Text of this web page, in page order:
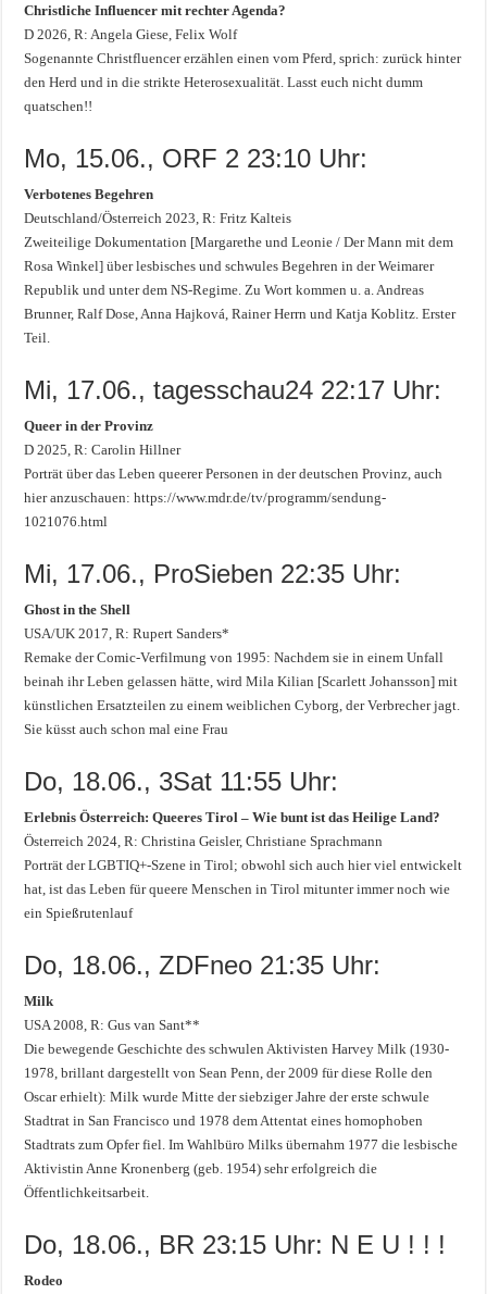
Christliche Influencer mit rechter Agenda?
D 2026, R: Angela Giese, Felix Wolf
Sogenannte Christfluencer erzählen einen vom Pferd, sprich: zurück hinter
den Herd und in die strikte Heterosexualität. Lasst euch nicht dumm
quatschen!!
Mo, 15.06., ORF 2 23:10 Uhr:
Verbotenes Begehren
Deutschland/Österreich 2023, R: Fritz Kalteis
Zweiteilige Dokumentation [Margarethe und Leonie / Der Mann mit dem
Rosa Winkel] über lesbisches und schwules Begehren in der Weimarer
Republik und unter dem NS-Regime. Zu Wort kommen u. a. Andreas
Brunner, Ralf Dose, Anna Hajková, Rainer Herrn und Katja Koblitz. Erster
Teil.
Mi, 17.06., tagesschau24 22:17 Uhr:
Queer in der Provinz
D 2025, R: Carolin Hillner
Porträt über das Leben queerer Personen in der deutschen Provinz, auch
hier anzuschauen: https://www.mdr.de/tv/programm/sendung-
1021076.html
Mi, 17.06., ProSieben 22:35 Uhr:
Ghost in the Shell
USA/UK 2017, R: Rupert Sanders*
Remake der Comic-Verfilmung von 1995: Nachdem sie in einem Unfall
beinah ihr Leben gelassen hätte, wird Mila Kilian [Scarlett Johansson] mit
künstlichen Ersatzteilen zu einem weiblichen Cyborg, der Verbrecher jagt.
Sie küsst auch schon mal eine Frau
Do, 18.06., 3Sat 11:55 Uhr:
Erlebnis Österreich: Queeres Tirol – Wie bunt ist das Heilige Land?
Österreich 2024, R: Christina Geisler, Christiane Sprachmann
Porträt der LGBTIQ+-Szene in Tirol; obwohl sich auch hier viel entwickelt
hat, ist das Leben für queere Menschen in Tirol mitunter immer noch wie
ein Spießrutenlauf
Do, 18.06., ZDFneo 21:35 Uhr:
Milk
USA 2008, R: Gus van Sant**
Die bewegende Geschichte des schwulen Aktivisten Harvey Milk (1930-
1978, brillant dargestellt von Sean Penn, der 2009 für diese Rolle den
Oscar erhielt): Milk wurde Mitte der siebziger Jahre der erste schwule
Stadtrat in San Francisco und 1978 dem Attentat eines homophoben
Stadtrats zum Opfer fiel. Im Wahlbüro Milks übernahm 1977 die lesbische
Aktivistin Anne Kronenberg (geb. 1954) sehr erfolgreich die
Öffentlichkeitsarbeit.
Do, 18.06., BR 23:15 Uhr: N E U ! ! !
Rodeo